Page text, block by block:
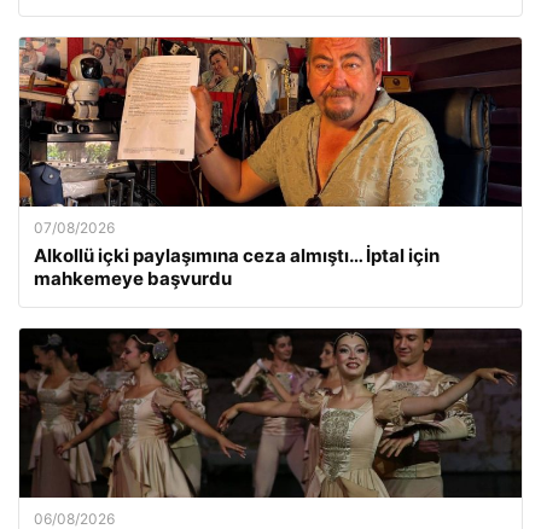
07/08/2026
Alkollü içki paylaşımına ceza almıştı… İptal için
mahkemeye başvurdu
06/08/2026